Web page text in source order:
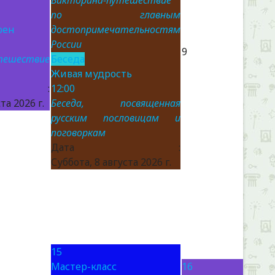
:
2026 г.
по главным
достопримечательностям
России
Беседа
Живая мудрость
12:00
Беседа, посвященная
русским пословицам и
поговоркам
Дата :
Суббота, 8 августа 2026 г.
9
15
Мастер-класс
16